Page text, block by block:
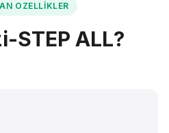
OZELLIKLER
STEP ALL?